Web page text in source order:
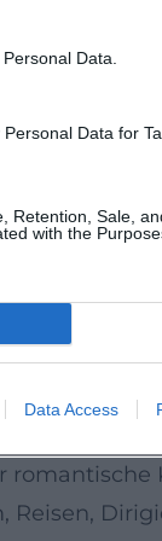
Data.
Data for
Retention, Sale,
with the
Data Access
Signale
kunstvoll
und
russischer
schon
Im 20.
Reisen,